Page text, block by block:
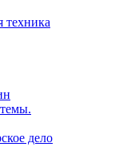
техника
дело